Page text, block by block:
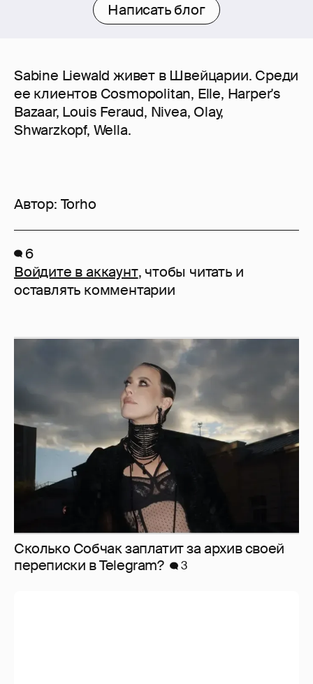
Написать блог
Sabine Liewald живет в Швейцарии. Среди
ее клиентов Cosmopolitan, Elle, Harper's
Bazaar, Louis Feraud, Nivea, Olay,
Shwarzkopf, Wella.
Автор: Torho
6
Войдите в аккаунт, чтобы читать и
оставлять комментарии
Сколько Собчак заплатит за архив своей
перeписки в Telegram?
3